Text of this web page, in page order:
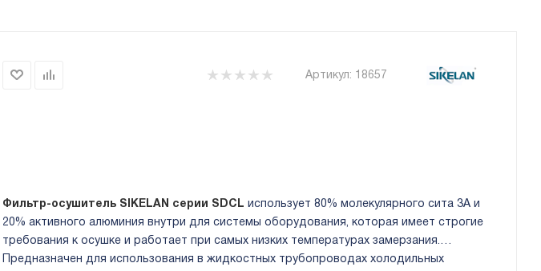
Артикул: 18657
Фильтр-осушитель SIKELAN серии SDCL использует 80% молекулярного сита 3A и
20% активного алюминия внутри для системы оборудования, которая имеет строгие
требования к осушке и работает при самых низких температурах замерзания.
Предназначен для использования в жидкостных трубопроводах холодильных